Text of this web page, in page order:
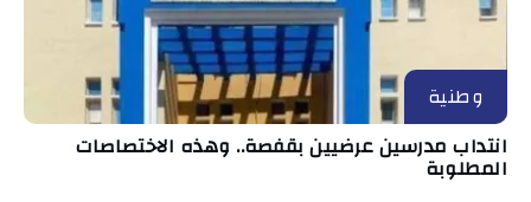
وطنية
انتداب مدرسين عرضيين بقفصة.. وهذه الاختصاصات
المطلوبة